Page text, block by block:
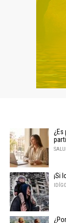
¿Es
¡Si